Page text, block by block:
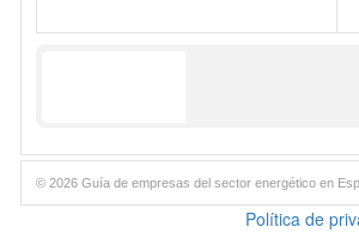
© 2026 Guía de empresas del sector energético en
Política de